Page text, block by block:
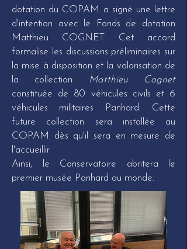
dotation du COPAM a signé une lettre
d'intention avec le Fonds de dotation
Matthieu COGNET. Cet accord
formalise les discussions préliminaires sur
la mise à disposition et la valorisation de
la collection
Matthieu Cognet
constituée de 80 véhicules civils et 6
véhicules militaires Panhard. Cette
future collection sera installée au
COPAM dès qu'il sera en mesure de
l'accueillir.
Ainsi, le Conservatoire abritera le
premier musée Panhard au monde.